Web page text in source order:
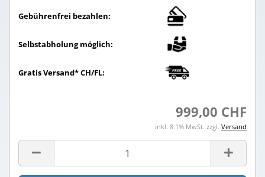
Gebührenfrei bezahlen:
Selbstabholung möglich:
Gratis Versand* CH/FL:
999,00 CHF
inkl. 8.1% MwSt. zzgl. Versand